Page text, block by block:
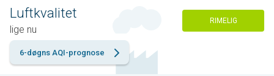
Luftkvalitet
lige nu
RIMELIG
6-døgns AQI-prognose